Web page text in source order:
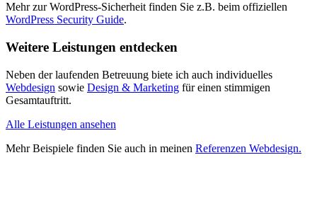
Mehr zur WordPress-Sicherheit finden Sie z.B. beim offiziellen
WordPress Security Guide.
Weitere Leistungen entdecken
Neben der laufenden Betreuung biete ich auch individuelles
Webdesign sowie Design & Marketing für einen stimmigen
Gesamtauftritt.
Alle Leistungen ansehen
Mehr Beispiele finden Sie auch in meinen Referenzen Webdesign.